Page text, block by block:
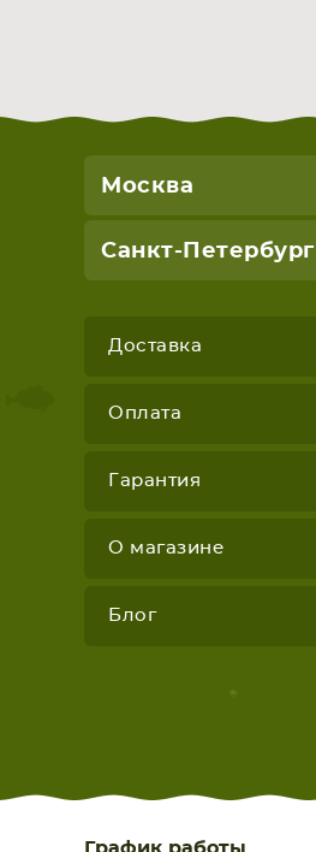
Москва
Санкт-Петербург
Доставка
Оплата
Гарантия
О магазине
Блог